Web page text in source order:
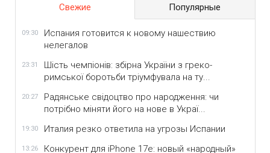
Свежие Популярные
09:30
Испания готовится к новому нашествию
нелегалов
23:31
Шість чемпіонів: збірна України з греко-
римської боротьби тріумфувала на ту...
20:27
Радянське свідоцтво про народження: чи
потрібно міняти його на нове в Украї...
19:30 Италия резко ответила на угрозы Испании
13:26
Конкурент для iPhone 17e: новый «народный»